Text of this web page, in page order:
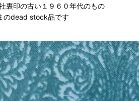
裏印の古い１９６０年代のもの
のdead stock品です